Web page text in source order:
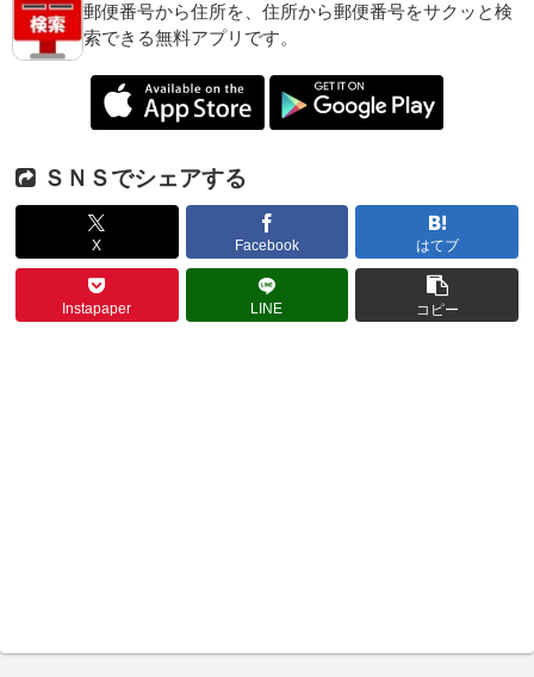
郵便番号から住所を、住所から郵便番号をサクッと検
索できる無料アプリです。
ＳＮＳでシェアする
X Facebook はてブ
Instapaper LINE コピー